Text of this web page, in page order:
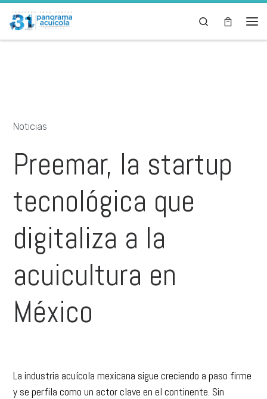
Skip to content Search
Noticias
Preemar, la startup
tecnológica que
digitaliza a la
acuicultura en
México
La industria acuícola mexicana sigue creciendo a paso firme
y se perfila como un actor clave en el continente. Sin